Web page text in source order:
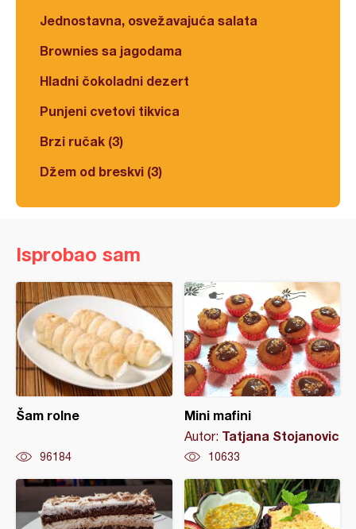
Jednostavna, osvežavajuća salata
Brownies sa jagodama
Hladni čokoladni dezert
Punjeni cvetovi tikvica
Brzi ručak (3)
Džem od breskvi (3)
Isprobao sam
Šam rolne
96184
Mini mafini
Autor: Tatjana Stojanovic
10633